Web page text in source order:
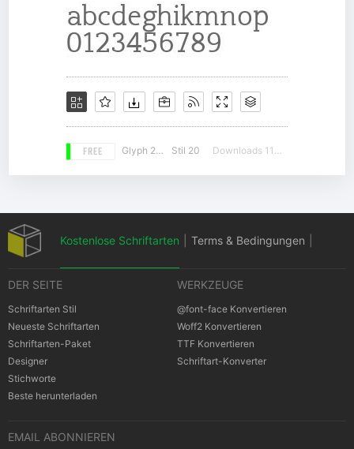
FREE Glyph 220 Stil 20 Downloads 11079
Kostenlose Schriftarten Terms & Bedingungen
Cookies Bestimmungen | Urheberrechte
DER SEITE
Schriftarten Stil
Neueste Schriftarten
Schriftarten-Paket
Designer
Stichworte
Beste herunterladen
WERKZEUGE
@font-face Konvertieren
Woff2 Konvertieren
TTF Konvertieren
Schriftart-Konverter
EMAIL ABONNIEREN